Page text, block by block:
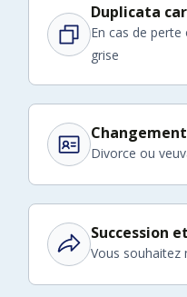
Duplicata
En cas de
grise
Divorce ou
Succession
Vous souhaitez